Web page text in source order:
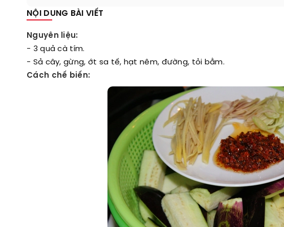
NỘI DUNG BÀI VIẾT
Nguyên liệu:
- 3 quả cà tím.
- Sả cây, gừng, ớt sa tế, hạt nêm, đường, tỏi bằm.
Cách chế biến: